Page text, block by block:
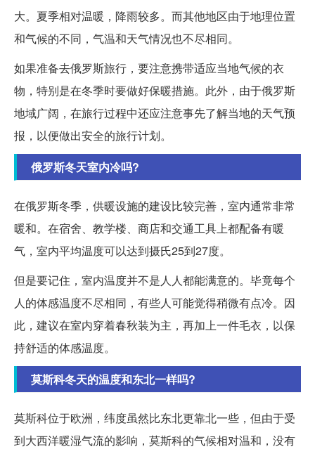
大。夏季相对温暖，降雨较多。而其他地区由于地理位置
和气候的不同，气温和天气情况也不尽相同。
如果准备去俄罗斯旅行，要注意携带适应当地气候的衣
物，特别是在冬季时要做好保暖措施。此外，由于俄罗斯
地域广阔，在旅行过程中还应注意事先了解当地的天气预
报，以便做出安全的旅行计划。
俄罗斯冬天室内冷吗?
在俄罗斯冬季，供暖设施的建设比较完善，室内通常非常
暖和。在宿舍、教学楼、商店和交通工具上都配备有暖
气，室内平均温度可以达到摄氏25到27度。
但是要记住，室内温度并不是人人都能满意的。毕竟每个
人的体感温度不尽相同，有些人可能觉得稍微有点冷。因
此，建议在室内穿着春秋装为主，再加上一件毛衣，以保
持舒适的体感温度。
莫斯科冬天的温度和东北一样吗?
莫斯科位于欧洲，纬度虽然比东北更靠北一些，但由于受
到大西洋暖湿气流的影响，莫斯科的气候相对温和，没有